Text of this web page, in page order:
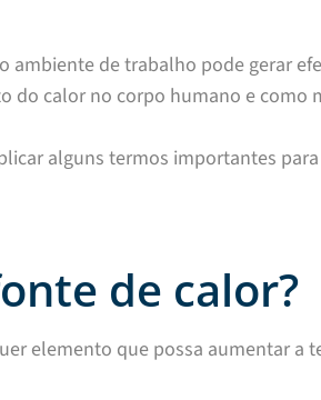
ambiente de trabalho pode gerar
do calor no corpo humano e
alguns termos importantes
de calor?
elemento que possa aumentar